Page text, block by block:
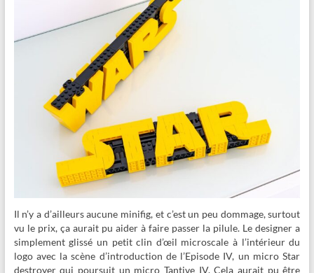
Il n’y a d’ailleurs aucune minifig, et c’est un peu dommage, surtout
vu le prix, ça aurait pu aider à faire passer la pilule. Le designer a
simplement glissé un petit clin d’œil microscale à l’intérieur du
logo avec la scène d’introduction de l’Episode IV, un micro Star
destroyer qui poursuit un micro Tantive IV. Cela aurait pu être